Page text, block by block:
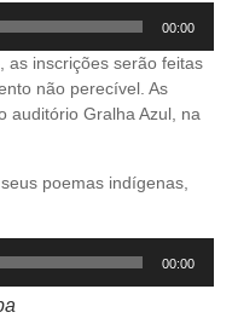
00:00
as inscrições serão feitas
não perecível. As
auditório Gralha Azul, na
poemas indígenas,
00:00